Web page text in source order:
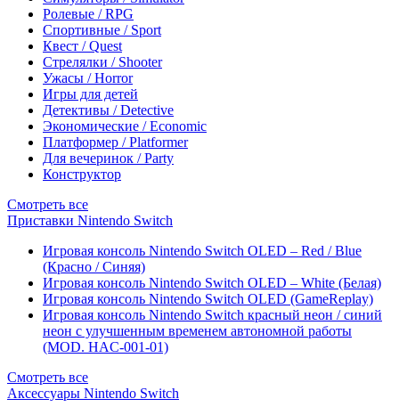
Ролевые / RPG
Спортивные / Sport
Квест / Quest
Стрелялки / Shooter
Ужасы / Horror
Игры для детей
Детективы / Detective
Экономические / Economic
Платформер / Platformer
Для вечеринок / Party
Конструктор
Смотреть все
Приставки Nintendo Switch
Игровая консоль Nintendo Switch OLED – Red / Blue
(Красно / Синяя)
Игровая консоль Nintendo Switch OLED – White (Белая)
Игровая консоль Nintendo Switch OLED (GameReplay)
Игровая консоль Nintendo Switch красный неон / синий
неон с улучшенным временем автономной работы
(MOD. HAC-001-01)
Смотреть все
Аксессуары Nintendo Switch